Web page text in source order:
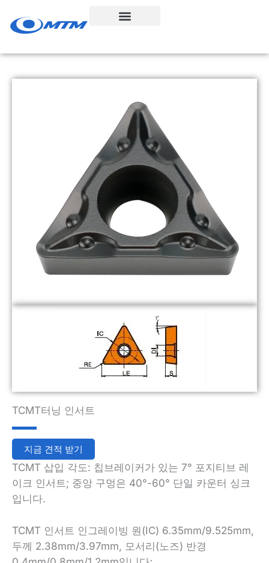
로
TCMT터닝 인서트
지금 견적 받기
TCMT 삽입 각도: 칩브레이커가 있는 7° 포지티브 레
이크 인서트; 중앙 구멍은 40°-60° 단일 카운터 싱크
입니다.
TCMT 인서트 인그레이빙 원(IC) 6.35mm/9.525mm,
두께 2.38mm/3.97mm, 모서리(노즈) 반경